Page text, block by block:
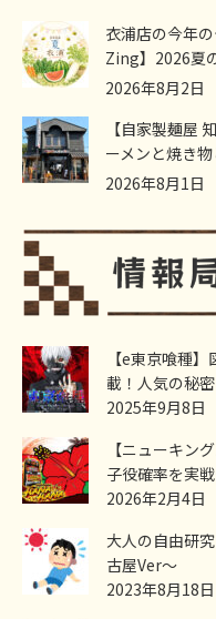
衣浦店の今年
Zing】2026夏
2026年8月2日
【自家製麺屋
ーメンと焼き
2026年8月1日
【e東京喰種
載！人気の秘密
2025年9月8日
【ニューキン
子役確率を実
2026年2月4日
大人の自由研
古屋Ver～
2023年8月18日